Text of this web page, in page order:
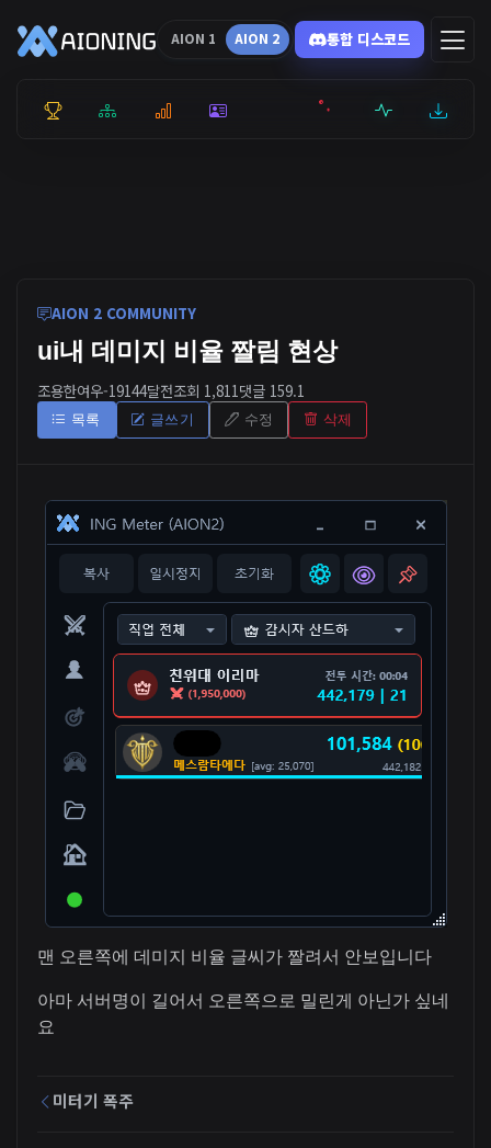
AION 1 AION 2 통합 디스코드
통합 순위리더보드통계 캐릭터 서버현황최근기록잉미
AION 2 COMMUNITY
ui내 데미지 비율 짤림 현상
조용한여우-19144달전조회 1,811 댓글 159.1
목록 글쓰기 수정 삭제
맨 오른쪽에 데미지 비율 글씨가 짤려서 안보입니다
아마 서버명이 길어서 오른쪽으로 밀린게 아닌가 싶네
요
미터기 폭주